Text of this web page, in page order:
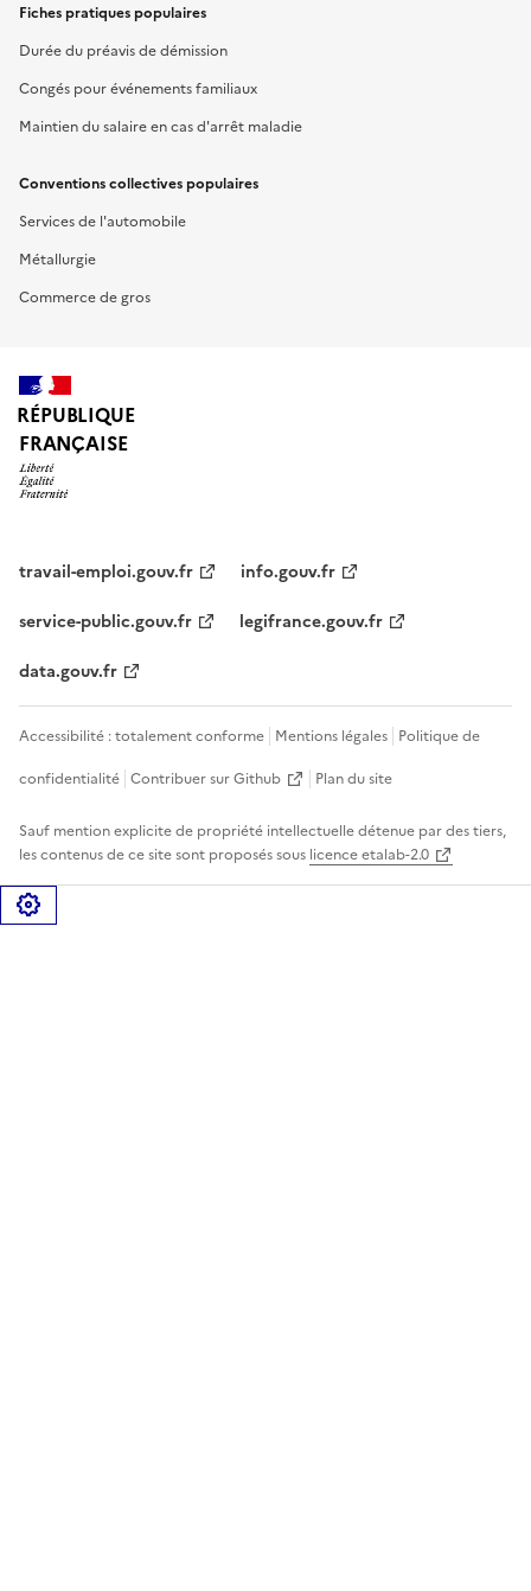
Fiches pratiques populaires
Durée du préavis de démission
Congés pour événements familiaux
Maintien du salaire en cas d'arrêt maladie
Conventions collectives populaires
Services de l'automobile
Métallurgie
Commerce de gros
RÉPUBLIQUE
FRANÇAISE
travail-emploi.gouv.fr
info.gouv.fr
service-public.gouv.fr
legifrance.gouv.fr
data.gouv.fr
Accessibilité : totalement conforme Mentions légales Politique de
confidentialité Contribuer sur Github Plan du site
Sauf mention explicite de propriété intellectuelle détenue par des tiers,
les contenus de ce site sont proposés sous licence etalab-2.0
Gérer les cookies